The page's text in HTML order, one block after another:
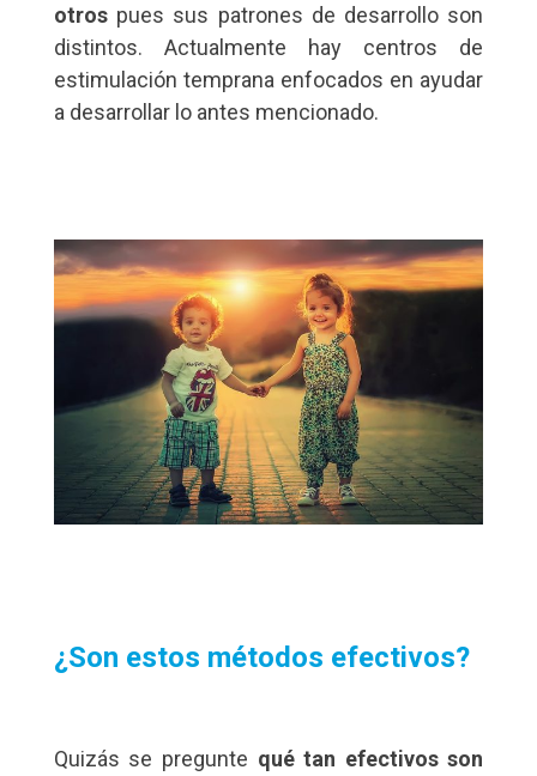
otrospues sus patrones de desarrollo son
distintos. Actualmente hay centros de
estimulación temprana enfocados en ayudar
a desarrollar lo antes mencionado.
¿Son estos métodos efectivos?
Quizás se pregunte qué tan efectivos son